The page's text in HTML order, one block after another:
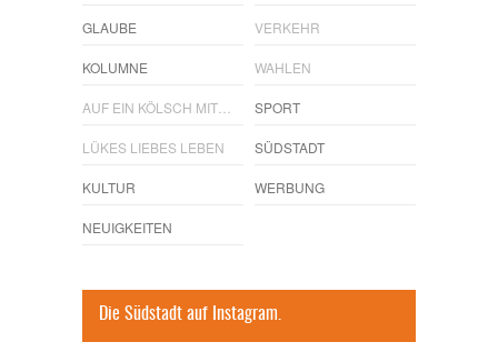
GLAUBE
KOLUMNE
AUF EIN KÖLSCH MIT…
LÜKES LIEBES LEBEN
KULTUR
NEUIGKEITEN
VERKEHR
WAHLEN
SPORT
SÜDSTADT
WERBUNG
Die Südstadt auf Instagram.